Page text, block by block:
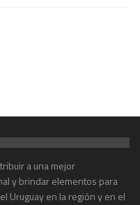
a una mejor
y brindar elementos para
Uruguay en la región y en el